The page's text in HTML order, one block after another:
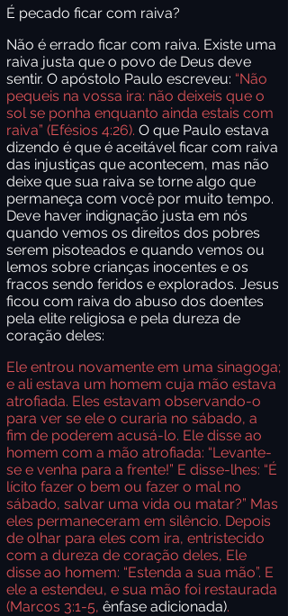
É pecado ficar com raiva?
Não é errado ficar com raiva. Existe uma
raiva justa que o povo de Deus deve
sentir. O apóstolo Paulo escreveu: “Não
pequeis na vossa ira: não deixeis que o
sol se ponha enquanto ainda estais com
raiva” (Efésios 4:26). O que Paulo estava
dizendo é que é aceitável ficar com raiva
das injustiças que acontecem, mas não
deixe que sua raiva se torne algo que
permaneça com você por muito tempo.
Deve haver indignação justa em nós
quando vemos os direitos dos pobres
serem pisoteados e quando vemos ou
lemos sobre crianças inocentes e os
fracos sendo feridos e explorados. Jesus
ficou com raiva do abuso dos doentes
pela elite religiosa e pela dureza de
coração deles:
Ele entrou novamente em uma sinagoga;
e ali estava um homem cuja mão estava
atrofiada. Eles estavam observando-o
para ver se ele o curaria no sábado, a
fim de poderem acusá-lo. Ele disse ao
homem com a mão atrofiada: “Levante-
se e venha para a frente!” E disse-lhes: “É
lícito fazer o bem ou fazer o mal no
sábado, salvar uma vida ou matar?” Mas
eles permaneceram em silêncio. Depois
de olhar para eles com ira, entristecido
com a dureza de coração deles, Ele
disse ao homem: “Estenda a sua mão”. E
ele a estendeu, e sua mão foi restaurada
(Marcos 3:1-5, ênfase adicionada).